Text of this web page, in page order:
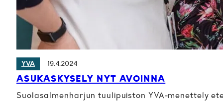
YVA 19.4.2024
ASUKASKYSELY NYT AVOINNA
Suolasalmenharjun tuulipuiston YVA-menettely